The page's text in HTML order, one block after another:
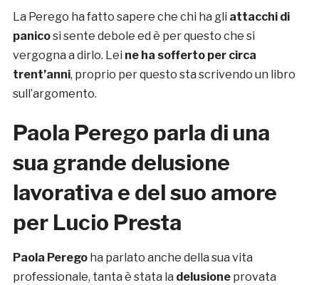
La Perego ha fatto sapere che chi ha gli attacchi di
panicosi sente debole ed è per questo che si
vergogna a dirlo. Lei ne ha sofferto per circa
trent’anni, proprio per questo sta scrivendo un libro
sull’argomento.
Paola Perego parla di una
sua grande delusione
lavorativa e del suo amore
per Lucio Presta
Paola Perego ha parlato anche della sua vita
professionale, tanta è stata la delusioneprovata